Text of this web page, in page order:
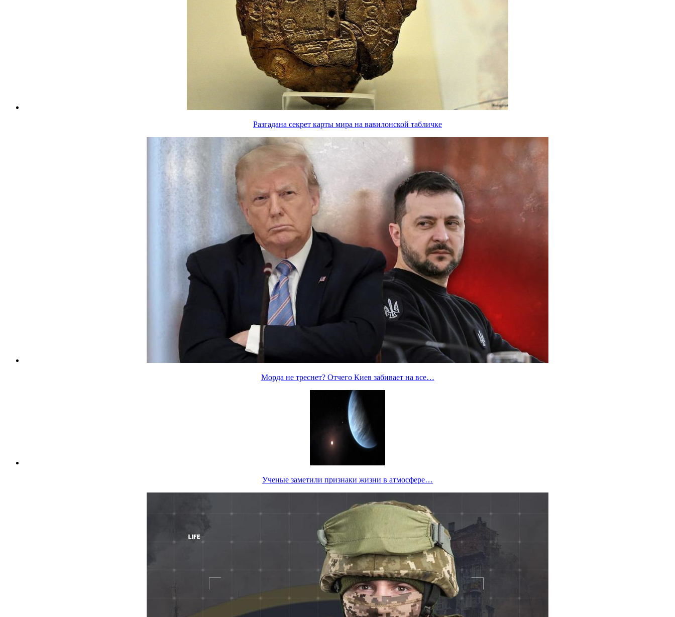
Разгадана секрет карты мира на вавилонской табличке
Морда не треснет? Отчего Киев забивает на все…
Ученые заметили признаки жизни в атмосфере…